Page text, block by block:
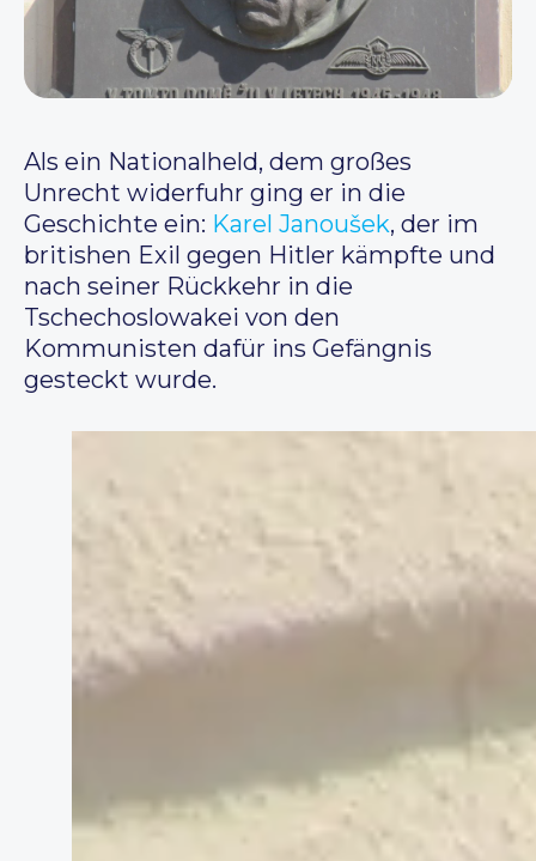
Als ein Nationalheld, dem großes
Unrecht widerfuhr ging er in die
Geschichte ein: Karel Janoušek, der im
britishen Exil gegen Hitler kämpfte und
nach seiner Rückkehr in die
Tschechoslowakei von den
Kommunisten dafür ins Gefängnis
gesteckt wurde.